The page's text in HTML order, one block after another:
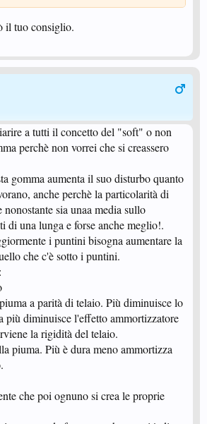
il tuo consiglio.
a tutti il concetto del "soft" o non
perchè non vorrei che si creassero
gomma aumenta il suo disturbo quanto
anche perchè la particolarità di
nonostante sia unaa media sullo
di una lunga e forse anche meglio!.
i puntini bisogna aumentare la
che c'è sotto i puntini.
a parità di telaio. Più diminuisce lo
più diminuisce l'effetto ammortizzatore
la rigidità del telaio.
piuma. Più è dura meno ammortizza
che poi ognuno si crea le proprie